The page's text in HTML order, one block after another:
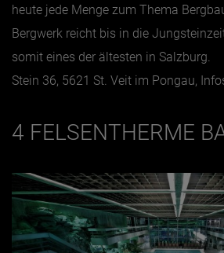
heute jede Menge zum Thema
Bergwerk reicht bis in die
somit eines der ältesten in Salzburg.
Stein 36, 5621 St. Veit im Pongau,
4 FELSENTHERME